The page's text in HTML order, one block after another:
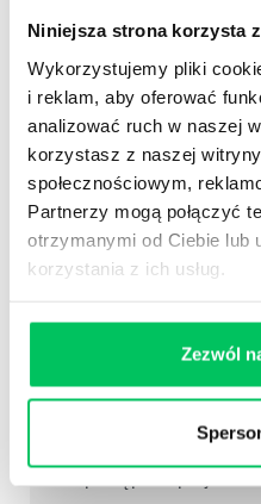
Niniejsza strona korzysta
Wykorzystujemy pliki
i reklam, aby oferować
analizować ruch w naszej
korzystasz z naszej
społecznościowym,
Partnerzy mogą połączyć
otrzymanymi od Ciebie lub
korzystania z ich usług.
Zezwól
Progress, koszt
wynosiokoło 16%
wynagrodzenia. W
zwiększa się do
KORZYŚCI
Budowanie
Bardziej świadome
zasobów praca/